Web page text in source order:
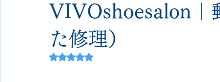
edward green george cox hermes
crockett&jones
VIVOshoesalon｜
た修理）
5つ星のうちNaNと評価されています。